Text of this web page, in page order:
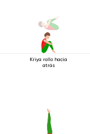
Kriya rollo hacia
atrás